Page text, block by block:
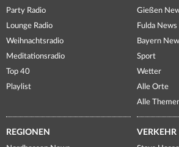
Party Radio
Lounge Radio
Weihnachtsradio
Meditationsradio
Top 40
Playlist
Gießen
Fulda News
Bayern
Sport
Wetter
Alle Orte
Alle
REGIONEN VERKEHR